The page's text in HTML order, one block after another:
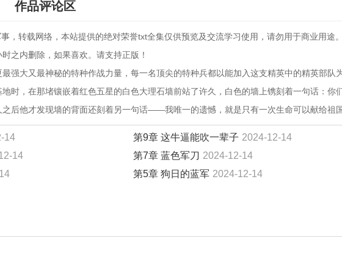
作品评论区
，转载网络，本站提供的绝对荣誉txt全集仅供预览及交流学习使用，请勿用于商业用途
之内删除，如果喜欢。请支持正版！
强大又最神秘的特种作战力量，每一名顶尖的特种兵都以能加入这支精英中的精英部队
地时，在那堵镶嵌着红色五星的白色大理石墙前站了许久，白色的墙上镌刻着一句话：你
之后他才发现墙的背面还刻着另一句话——我唯一的遗憾，就是只有一次生命可以献给祖
14 第9章 这牛逼能吹一辈子 2024-12-14
14 第7章 蓝色军刀 2024-12-14
第5章 狗日的蓝军 2024-12-14